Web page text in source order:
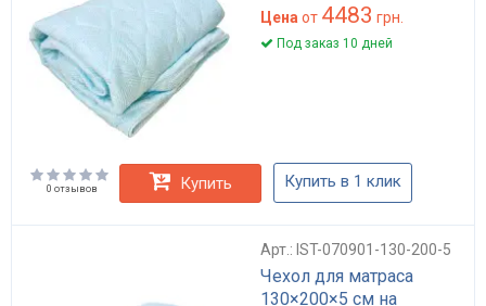
Цена от 4483 грн.
Под заказ 10 дней
0 отзывов Купить Купить в 1 клик
Арт.: IST-070901-130-200-5
Чехол для матраса
130×200×5 см на